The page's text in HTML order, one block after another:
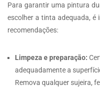
Para garantir uma pintura
escolher a tinta adequada, é
recomendações:
Limpeza e preparação:
adequadamente a
Remova qualquer sujeira,